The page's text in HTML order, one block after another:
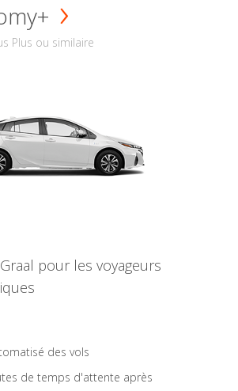
Plus ou similaire
pour les voyageurs
des vols
de temps d'attente après